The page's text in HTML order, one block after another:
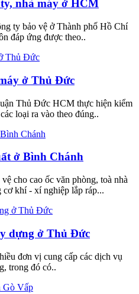
nhà máy ở HCM
ty bảo vệ ở Thành phố Hồ Chí
đáp ứng được theo..
ở Thủ Đức
Thủ Đức HCM thực hiện kiểm
loại ra vào theo đúng..
ở Bình Chánh
cho cao ốc văn phòng, toà nhà
khí - xí nghiệp lắp ráp...
dựng ở Thủ Đức
đơn vị cung cấp các dịch vụ
trong đó có..